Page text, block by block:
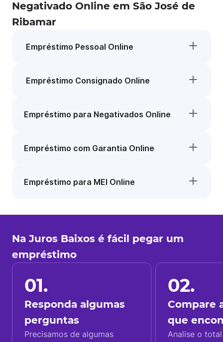
Negativado Online em São José de
Ribamar
Empréstimo Pessoal Online
Empréstimo Consignado Online
Empréstimo para Negativados Online
Empréstimo com Garantia Online
Empréstimo para MEI Online
Na Juros Baixos é fácil pegar um
empréstimo
01.
Responda algumas
perguntas
Precisamos de algumas
02.
Compare
que
Analise o